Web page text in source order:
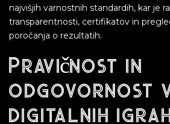
najvišjih varnostnih standardih, kar je
transparentnosti, certifikatov in
poročanja o rezultatih.
Pravičnost in
odgovornost
digitalnih